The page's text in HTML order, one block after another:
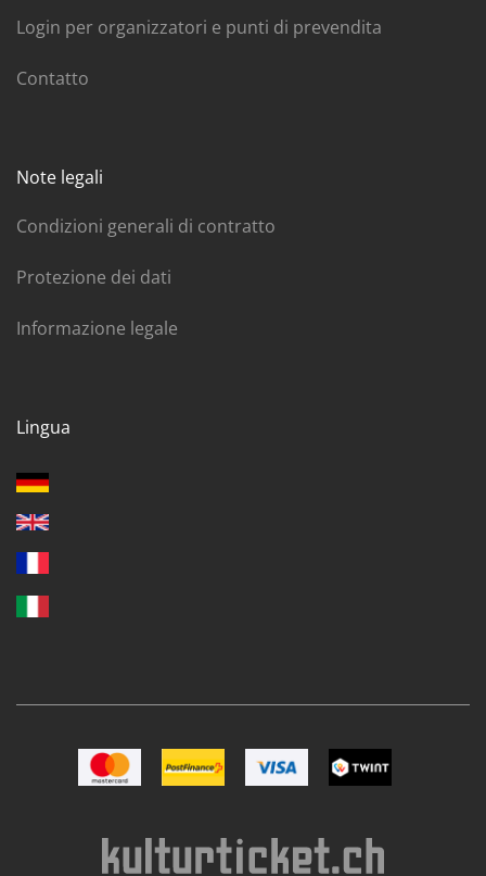
Login per organizzatori e punti di prevendita
Contatto
Note legali
Condizioni generali di contratto
Protezione dei dati
Informazione legale
Lingua
Immagine Mastercard
Immagine Postfinance
Immagine VISAImmagine TWINT